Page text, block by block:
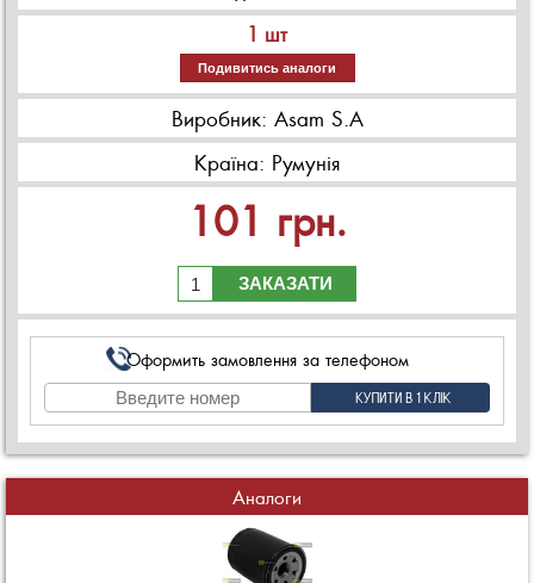
1 шт
Подивитись аналоги
Виробник: Asam S.A
Країна: Румунія
101 грн.
ЗАКАЗАТИ
Оформить замовлення за телефоном
Аналоги